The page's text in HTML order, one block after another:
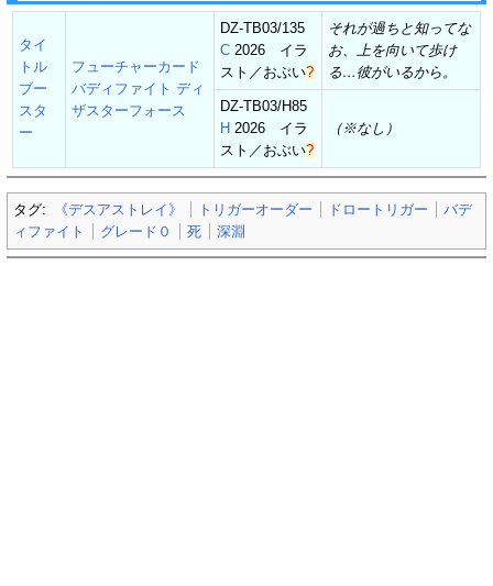
タイ
トル
ブー
スタ
ー
フューチャーカード
バディファイト ディ
ザスターフォース
DZ-TB03/135
C 2026 イラ
スト／ おぶい?
それが過ちと知ってな
お、上を向いて歩け
る…彼がいるから。
DZ-TB03/H85
H 2026 イラ
スト／ おぶい?
（※なし）
タグ: 《デスアストレイ》 トリガーオーダー ドロートリガー
バデ
ィファイト
グレード０ 死 深淵